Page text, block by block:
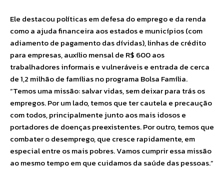
Ele destacou políticas em defesa do emprego e da renda
como a ajuda financeira aos estados e municípios (com
adiamento de pagamento das dívidas), linhas de crédito
para empresas, auxílio mensal de R$ 600 aos
trabalhadores informais e vulneráveis e entrada de cerca
de 1,2 milhão de famílias no programa Bolsa Família.
“Temos uma missão: salvar vidas, sem deixar para trás os
empregos. Por um lado, temos que ter cautela e precaução
com todos, principalmente junto aos mais idosos e
portadores de doenças preexistentes. Por outro, temos que
combater o desemprego, que cresce rapidamente, em
especial entre os mais pobres. Vamos cumprir essa missão
ao mesmo tempo em que cuidamos da saúde das pessoas.”